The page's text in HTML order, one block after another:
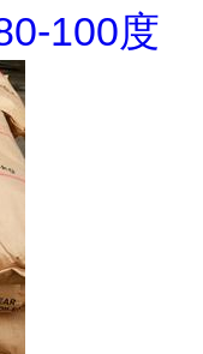
100度